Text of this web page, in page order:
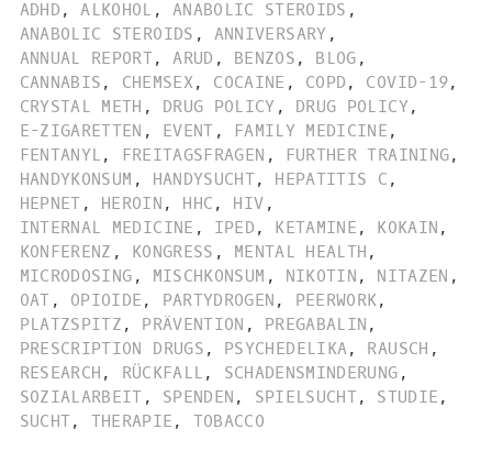
ADHD , ALKOHOL , ANABOLIC STEROIDS ,
ANABOLIC STEROIDS , ANNIVERSARY ,
ANNUAL REPORT, ARUD , BENZOS , BLOG ,
CANNABIS , CHEMSEX , COCAINE , COPD , COVID-19,
CRYSTAL METH , DRUG POLICY , DRUG POLICY,
E-ZIGARETTEN , EVENT , FAMILY MEDICINE ,
FENTANYL , FREITAGSFRAGEN , FURTHER TRAINING,
HANDYKONSUM , HANDYSUCHT, HEPATITIS C ,
HEPNET , HEROIN , HHC , HIV ,
INTERNAL MEDICINE , IPED , KETAMINE , KOKAIN ,
KONFERENZ , KONGRESS , MENTAL HEALTH ,
MICRODOSING , MISCHKONSUM , NIKOTIN , NITAZEN ,
OAT , OPIOIDE , PARTYDROGEN , PEERWORK,
PLATZSPITZ , PRÄVENTION , PREGABALIN ,
PRESCRIPTION DRUGS , PSYCHEDELIKA, RAUSCH ,
RESEARCH , RÜCKFALL , SCHADENSMINDERUNG ,
SOZIALARBEIT , SPENDEN , SPIELSUCHT, STUDIE ,
SUCHT, THERAPIE , TOBACCO